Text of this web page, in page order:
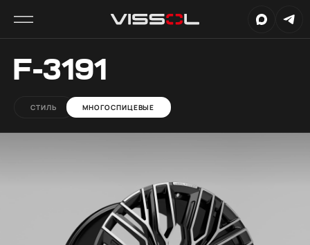
F-3191
СТИЛЬ МНОГОСПИЦЕВЫЕ